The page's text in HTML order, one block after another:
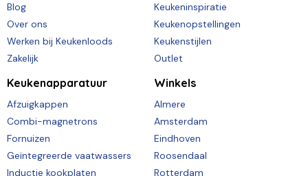
Blog
Over ons
Werken bij Keukenloods
Zakelijk
Keukeninspiratie
Keukenopstellingen
Keukenstijlen
Outlet
Keukenapparatuur
Afzuigkappen
Combi-magnetrons
Fornuizen
Geïntegreerde vaatwassers
Inductie kookplaten
Winkels
Almere
Amsterdam
Eindhoven
Roosendaal
Rotterdam